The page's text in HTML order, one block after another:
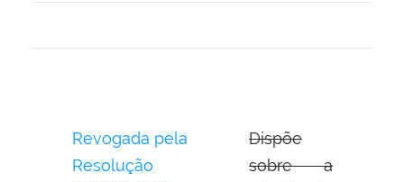
Revogada pela
Resolução
Dispõe
sobre a